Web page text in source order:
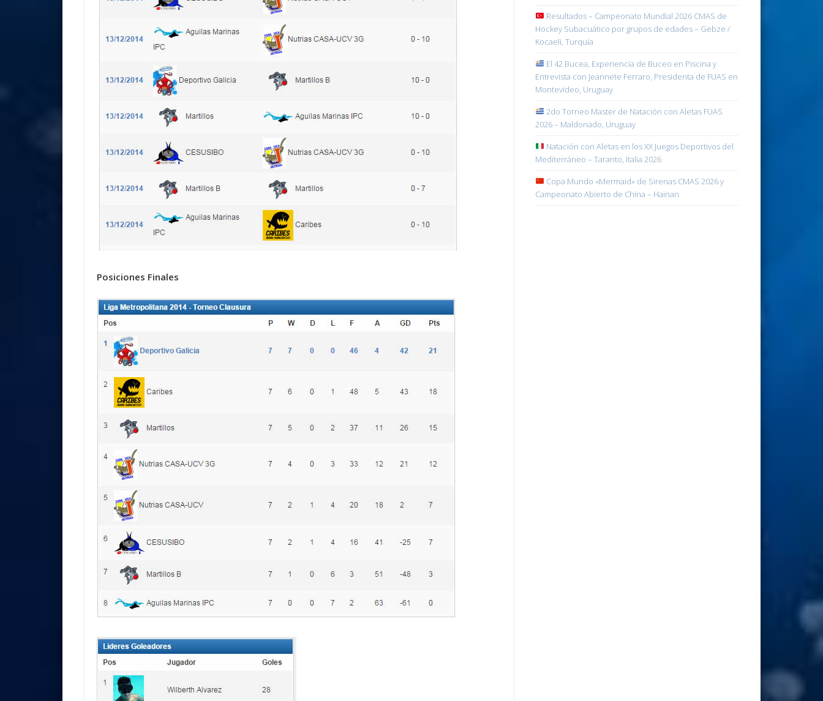
Posiciones Finales
Resultados – Campeonato Mundial 2026 CMAS de
Hockey Subacuático por grupos de edades – Gebze /
Kocaeli, Turquía
El 42 Bucea, Experiencia de Buceo en Piscina y
Entrevista con Jeannete Ferraro, Presidenta de FUAS en
Montevideo, Uruguay
2do Torneo Master de Natación con Aletas FUAS
2026 – Maldonado, Uruguay
Natación con Aletas en los XX Juegos Deportivos del
Mediterráneo – Taranto, Italia 2026
Copa Mundo «Mermaid» de Sirenas CMAS 2026 y
Campeonato Abierto de China – Hainan